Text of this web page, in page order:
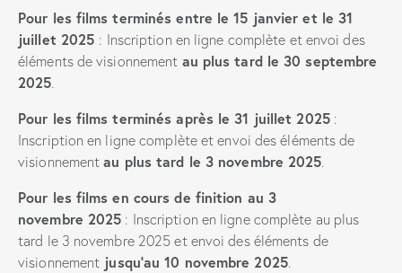
Pour les films terminés entre le 15 janvier et le 31
juillet 2025 : Inscription en ligne complète et envoi des
éléments de visionnement au plus tard le 30 septembre
2025.
Pour les films terminés après le 31 juillet 2025:
Inscription en ligne complète et envoi des éléments de
visionnementau plus tard le 3 novembre 2025.
Pour les films en cours de finition au 3
novembre 2025 : Inscription en ligne complète au plus
tard le 3 novembre 2025 et envoi des éléments de
visionnement jusqu’au 10 novembre 2025.